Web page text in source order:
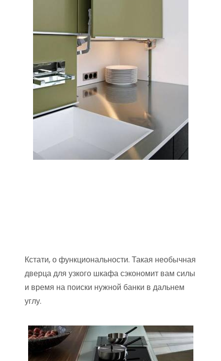
Кстати, о функциональности. Такая необычная
дверца для узкого шкафа сэкономит вам силы
и время на поиски нужной банки в дальнем
углу.